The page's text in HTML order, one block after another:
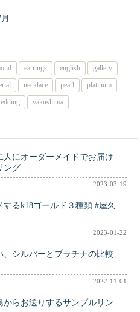
earrings english
gallery
necklace pearl
platinum
yakushima
にオーダーメイドでお届け
ング
2023-03-19
るk18ゴールド３種類 #屋久
2023-01-22
シルバーとプラチナの比較
2022-11-01
らお送りするサンプルリン